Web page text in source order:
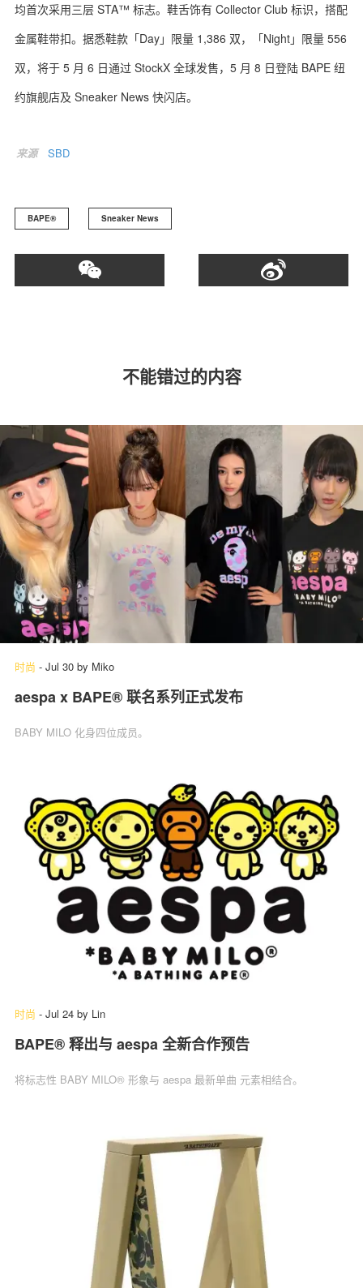
均首次采用三层 STA™ 标志。鞋舌饰有 Collector Club 标识，搭配
金属鞋带扣。据悉鞋款「Day」限量 1,386 双，「Night」限量 556
双，将于 5 月 6 日通过 StockX 全球发售，5 月 8 日登陆 BAPE 纽
约旗舰店及 Sneaker News 快闪店。
来源 SBD
BAPE® Sneaker News
不能错过的内容
时尚 - Jul 30 by Miko
aespa x BAPE® 联名系列正式发布
BABY MILO 化身四位成员。
时尚 - Jul 24 by Lin
BAPE® 释出与 aespa 全新合作预告
将标志性 BABY MILO® 形象与 aespa 最新单曲 元素相结合。